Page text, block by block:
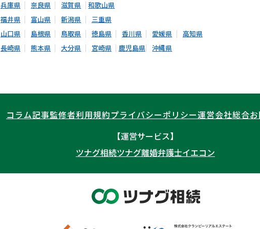
兵庫県 奈良県 滋賀県
和歌山県
福井県 富山県 新潟県
三重県
山口県 島根県 鳥取県 徳島県 香川県 愛媛県
高知県
長崎県 熊本県 大分県 宮崎県 鹿児島県 沖縄県
コラム記事監修者利用規約プライバシーポリシー運営会社総合
【運営サービス】
ツナグ相続ツナグ離婚弁護士イエコン